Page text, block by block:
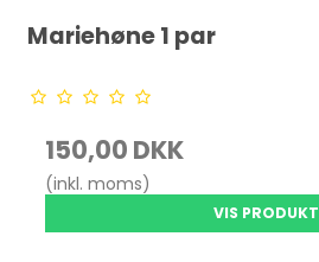
Mariehøne 1 par
150,00 DKK
(inkl. moms)
VIS PRODUKT